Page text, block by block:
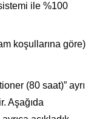
ile %100
koşullarına göre)
(80 saat)” ayrı
Aşağıda